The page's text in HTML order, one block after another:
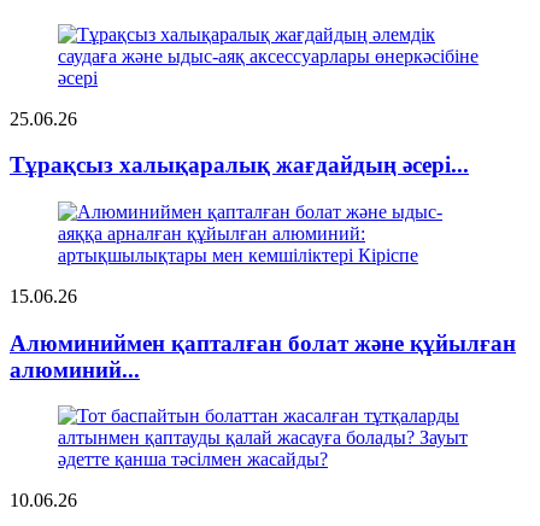
25.06.26
Тұрақсыз халықаралық жағдайдың әсері...
15.06.26
Алюминиймен қапталған болат және құйылған
алюминий...
10.06.26